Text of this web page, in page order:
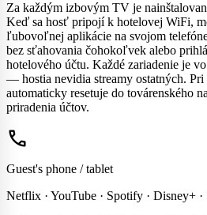
Za každým izbovým TV je
Keď sa hosť pripojí k hotelovej WiFi,
ľubovoľnej aplikácie na svojom
bez sťahovania čohokoľvek alebo
hotelového účtu. Každé zariadenie je
— hostia nevidia streamy ostatných. Pri
automaticky resetuje do továrenského
priradenia účtov.
phone
Guest's phone / tablet
Netflix · YouTube · Spotify · Disney+ ·